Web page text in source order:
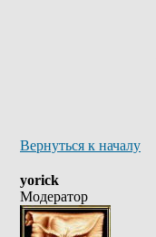
Вернуться к началу
yorick
Модератор